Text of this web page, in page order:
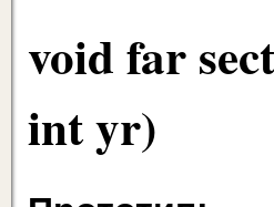
void far
int yr)